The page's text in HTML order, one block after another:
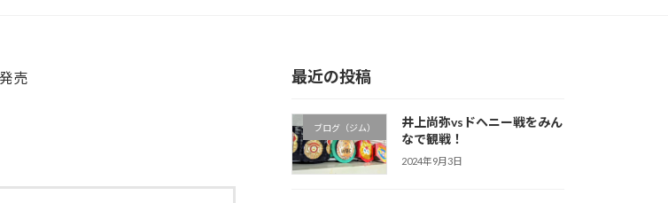
売
最近の投稿
ブログ（ジム）
井上尚弥vsドヘニー戦をみん
なで観戦！
2024年9月3日